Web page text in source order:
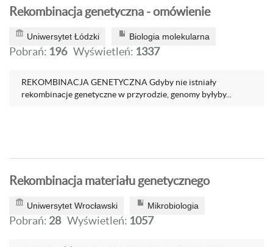
Rekombinacja genetyczna - omówienie
Uniwersytet Łódzki Biologia molekularna
Pobrań: 196 Wyświetleń: 1337
REKOMBINACJA GENETYCZNA Gdyby nie istniały
rekombinacje genetyczne w przyrodzie, genomy byłyby...
Rekombinacja materiału genetycznego
Uniwersytet Wrocławski Mikrobiologia
Pobrań: 28 Wyświetleń: 1057